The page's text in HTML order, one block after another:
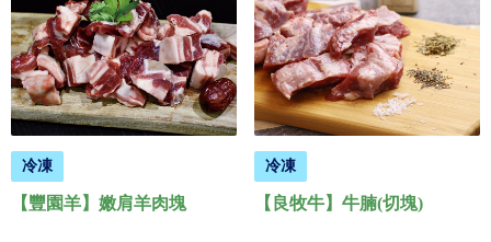
冷凍
【豐園羊】嫩肩羊肉塊
冷凍
【良牧牛】牛腩(切塊)